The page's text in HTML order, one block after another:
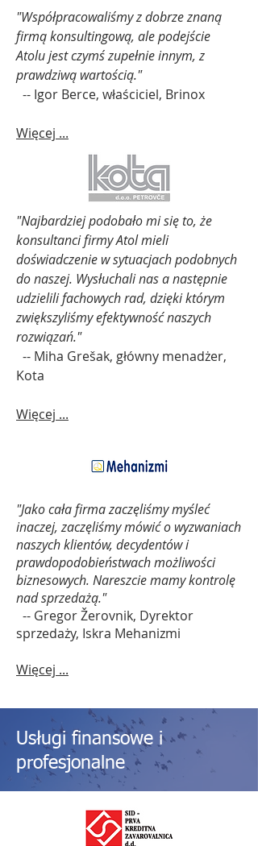
"Współpracowaliśmy z dobrze znaną
firmą konsultingową, ale podejście
Atolu jest czymś zupełnie innym, z
prawdziwą wartością."
-- Igor Berce, właściciel, Brinox
Więcej ...
"Najbardziej podobało mi się to, że
konsultanci firmy Atol mieli
doświadczenie w sytuacjach podobnych
do naszej. Wysłuchali nas a następnie
udzielili fachowych rad, dzięki którym
zwiększyliśmy efektywność naszych
rozwiązań."
-- Miha Grešak, główny menadżer,
Kota
Więcej ...
Usługi finansowe i
profesjonalne
"Jako cała firma zaczęliśmy myśleć
inaczej, zaczęliśmy mówić o wyzwaniach
naszych klientów, decydentów i
prawdopodobieństwach możliwości
biznesowych. Nareszcie mamy kontrolę
nad sprzedażą."
-- Gregor Žerovnik, Dyrektor
sprzedaży, Iskra Mehanizmi
Więcej ...